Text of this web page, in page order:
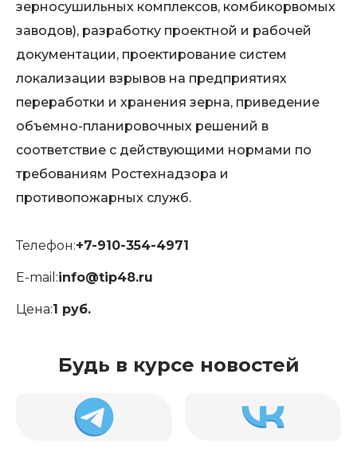
зерносушильных комплексов, комбикорвомых
заводов), разработку проектной и рабочей
документации, проектирование систем
локализации взрывов на предприятиях
переработки и хранения зерна, приведение
объемно-планировочных решений в
соответствие с действующими нормами по
требованиям Ростехнадзора и
противопожарных служб.
Телефон:+7-910-354-4971
E-mail:info@tip48.ru
Цена:1 руб.
Будь в курсе новостей